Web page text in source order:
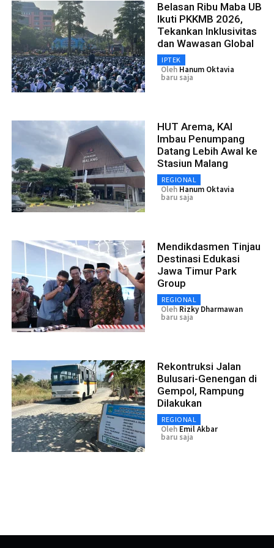
Belasan Ribu Maba UB
Ikuti PKKMB 2026,
Tekankan Inklusivitas
dan Wawasan Global
IPTEK
Oleh Hanum Oktavia
baru saja
HUT Arema, KAI
Imbau Penumpang
Datang Lebih Awal ke
Stasiun Malang
REGIONAL
Oleh Hanum Oktavia
baru saja
Mendikdasmen Tinjau
Destinasi Edukasi
Jawa Timur Park
Group
REGIONAL
Oleh Rizky Dharmawan
baru saja
Rekontruksi Jalan
Bulusari-Genengan di
Gempol, Rampung
Dilakukan
REGIONAL
Oleh Emil Akbar
baru saja